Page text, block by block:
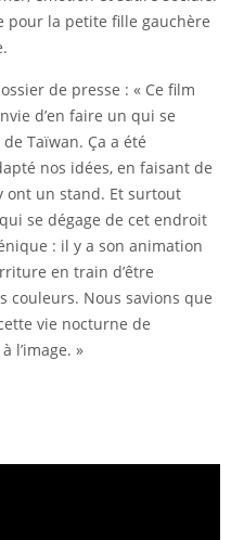
pour la petite fille gauchère
de presse : « Ce film
d’en faire un qui se
Taïwan. Ça a été
nos idées, en faisant de
ont un stand. Et surtout
se dégage de cet endroit
: il y a son animation
en train d’être
couleurs. Nous savions que
vie nocturne de
l’image. »